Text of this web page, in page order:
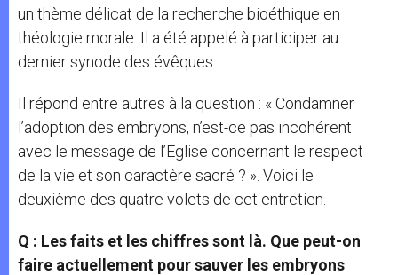
un thème délicat de la recherche bioéthique en
théologie morale. Il a été appelé à participer au
dernier synode des évêques.
Il répond entre autres à la question : « Condamner
l’adoption des embryons, n’est-ce pas incohérent
avec le message de l’Eglise concernant le respect
de la vie et son caractère sacré ? ». Voici le
deuxième des quatre volets de cet entretien.
Q : Les faits et les chiffres sont là. Que peut-on
faire actuellement pour sauver les embryons